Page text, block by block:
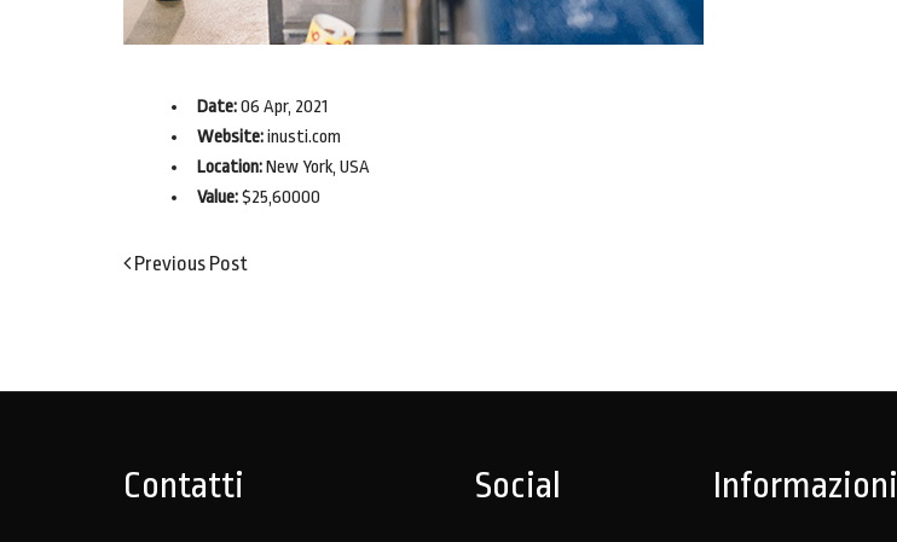
Date:06 Apr, 2021
Website:inusti.com
Location:New York, USA
Value:$25,60000
Previous
Previous Post
Contatti Social Informazioni